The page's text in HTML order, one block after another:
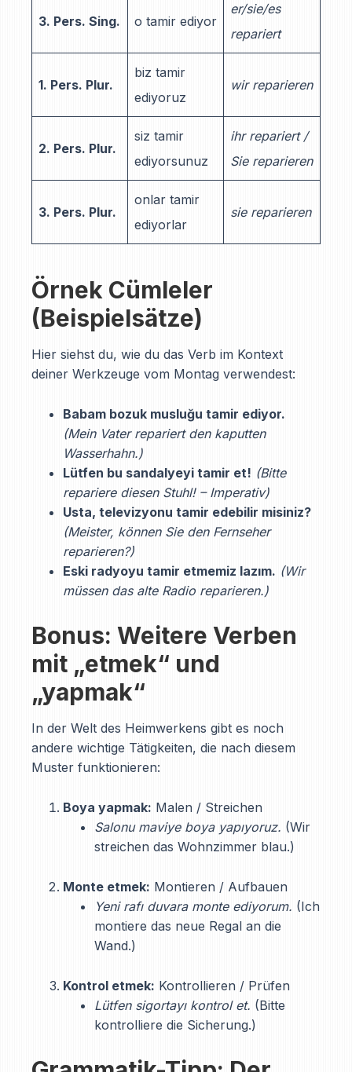
3. Pers. Sing. o tamir ediyor
er/sie/es
repariert
1. Pers. Plur.
biz tamir
ediyoruz
wir reparieren
2. Pers. Plur.
siz tamir
ediyorsunuz
ihr repariert /
Sie reparieren
3. Pers. Plur.
onlar tamir
ediyorlar
sie reparieren
Örnek Cümleler
(Beispielsätze)
Hier siehst du, wie du das Verb im Kontext
deiner Werkzeuge vom Montag verwendest:
Babam bozuk musluğu tamir ediyor.
(Mein Vater repariert den kaputten
Wasserhahn.)
Lütfen bu sandalyeyi tamir et! (Bitte
repariere diesen Stuhl! – Imperativ)
Usta, televizyonu tamir edebilir misiniz?
(Meister, können Sie den Fernseher
reparieren?)
Eski radyoyu tamir etmemiz lazım. (Wir
müssen das alte Radio reparieren.)
Bonus: Weitere Verben
mit „etmek“ und
„yapmak“
In der Welt des Heimwerkens gibt es noch
andere wichtige Tätigkeiten, die nach diesem
Muster funktionieren:
Boya yapmak: Malen / Streichen
Salonu maviye boya yapıyoruz. (Wir
streichen das Wohnzimmer blau.)
Monte etmek: Montieren / Aufbauen
Yeni rafı duvara monte ediyorum. (Ich
montiere das neue Regal an die
Wand.)
Kontrol etmek: Kontrollieren / Prüfen
Lütfen sigortayı kontrol et. (Bitte
kontrolliere die Sicherung.)